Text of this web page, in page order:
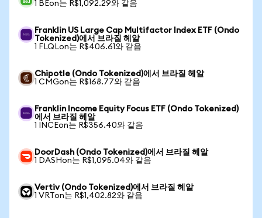
1 BEon는 R$1,092.29와 같음
Franklin US Large Cap Multifactor Index ETF (Ondo
Tokenized)에서 브라질 헤알
1 FLQLon는 R$406.61와 같음
Chipotle (Ondo Tokenized)에서 브라질 헤알
1 CMGon는 R$168.77와 같음
Franklin Income Equity Focus ETF (Ondo Tokenized)
에서 브라질 헤알
1 INCEon는 R$356.40와 같음
DoorDash (Ondo Tokenized)에서 브라질 헤알
1 DASHon는 R$1,095.04와 같음
Vertiv (Ondo Tokenized)에서 브라질 헤알
1 VRTon는 R$1,402.82와 같음